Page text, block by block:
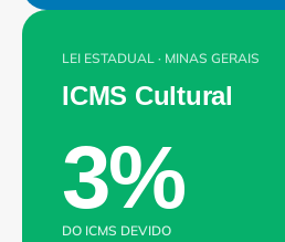
LEI ESTADUAL · MINAS GERAIS
ICMS Cultural
3%
DO ICMS DEVIDO